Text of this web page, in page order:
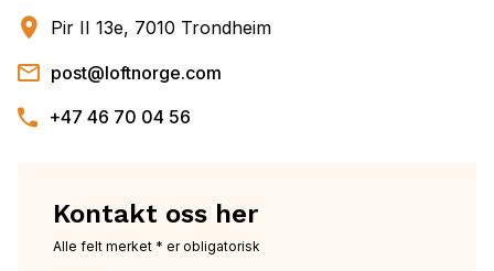
Pir II 13e, 7010 Trondheim
post@loftnorge.com
+47 46 70 04 56
Kontakt oss her
Alle felt merket * er obligatorisk